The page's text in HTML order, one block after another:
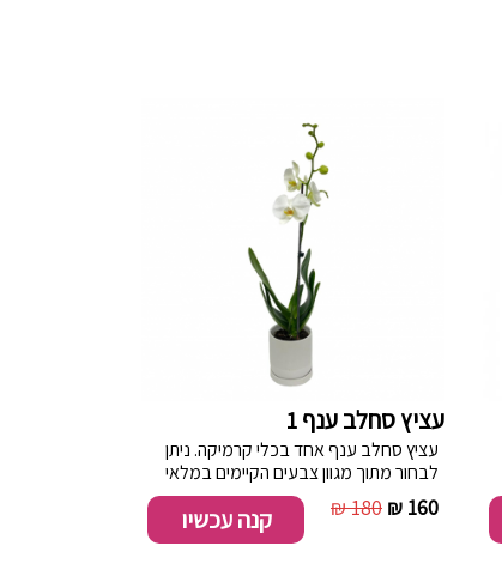
עציץ סחלב ענף 1
עציץ סחלב ענף אחד בכלי קרמיקה. ניתן
לבחור מתוך מגוון צבעים הקיימים במלאי
החנות.
160 ₪
180 ₪ קנה עכשיו